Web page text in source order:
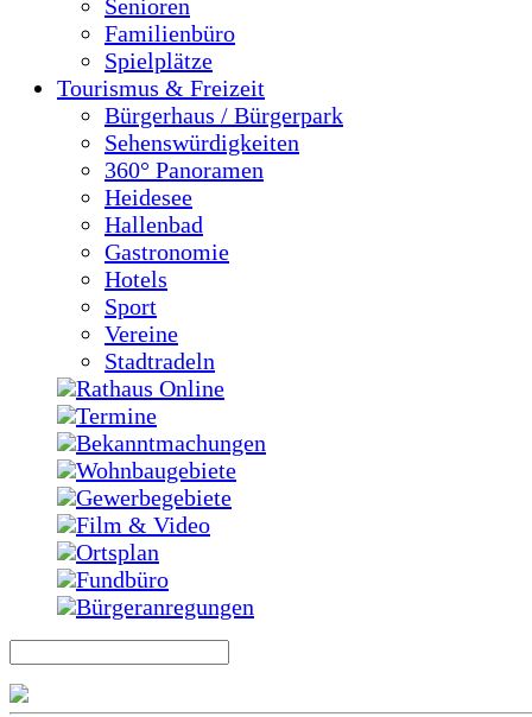
Senioren
Familienbüro
Spielplätze
Tourismus & Freizeit
Bürgerhaus / Bürgerpark
Sehenswürdigkeiten
360° Panoramen
Heidesee
Hallenbad
Gastronomie
Hotels
Sport
Vereine
Stadtradeln
Rathaus Online
Termine
Bekanntmachungen
Wohnbaugebiete
Gewerbegebiete
Film & Video
Ortsplan
Fundbüro
Bürgeranregungen